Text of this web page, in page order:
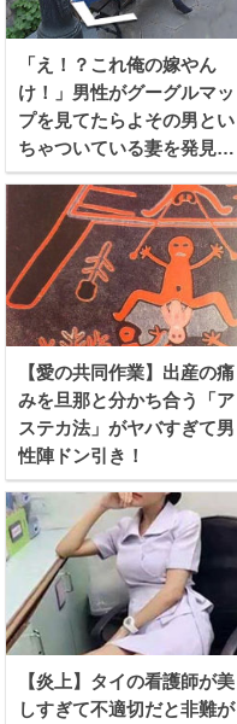
「え！？これ俺の嫁やん
け！」男性がグーグルマッ
プを見てたらよその男とい
ちゃついている妻を発見し
てしまう！！
【愛の共同作業】出産の痛
みを旦那と分かち合う「ア
ステカ法」がヤバすぎて男
性陣ドン引き！
【炎上】タイの看護師が美
しすぎて不適切だと非難が